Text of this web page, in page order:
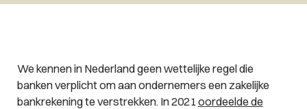
We kennen in Nederland geen wettelijke regel die
banken verplicht om aan ondernemers een zakelijke
bankrekening te verstrekken. In 2021 oordeelde de